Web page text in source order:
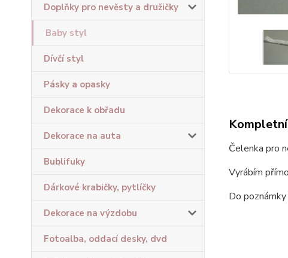
Doplňky pro nevěsty a družičky
Baby styl
Dívčí styl
Pásky a opasky
Dekorace k obřadu
Dekorace na auta
Bublifuky
Dárkové krabičky, pytlíčky
Dekorace na výzdobu
Fotoalba, oddací desky, dvd
Čelenka pro
Vyrábím
Do